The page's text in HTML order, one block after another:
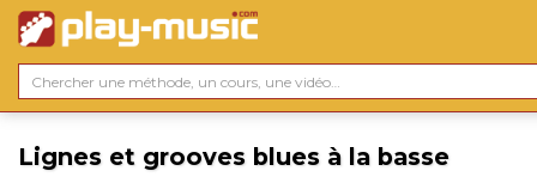
Lignes et grooves blues à la basse